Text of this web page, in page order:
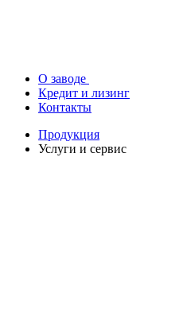
О заводе
Кредит и лизинг
Контакты
Продукция
Услуги и сервис